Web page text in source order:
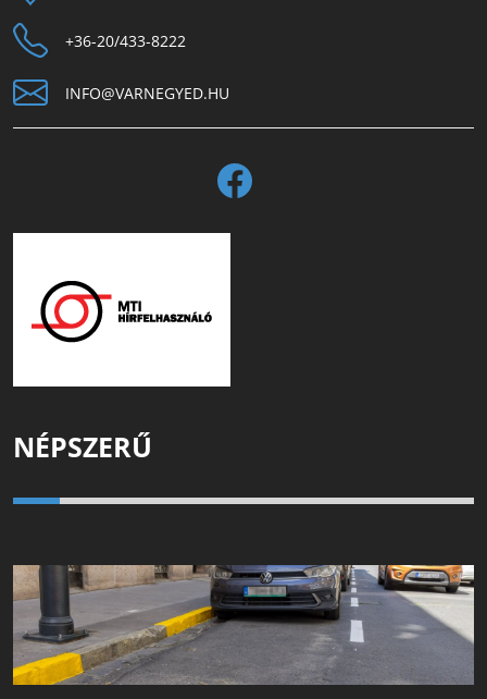
+36-20/433-8222
INFO@VARNEGYED.HU
NÉPSZERŰ